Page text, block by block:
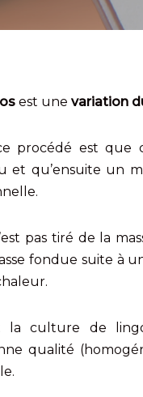
est une variation
procédé est que
et qu’ensuite un
pas tiré de la
fondue suite à
la culture de
qualité